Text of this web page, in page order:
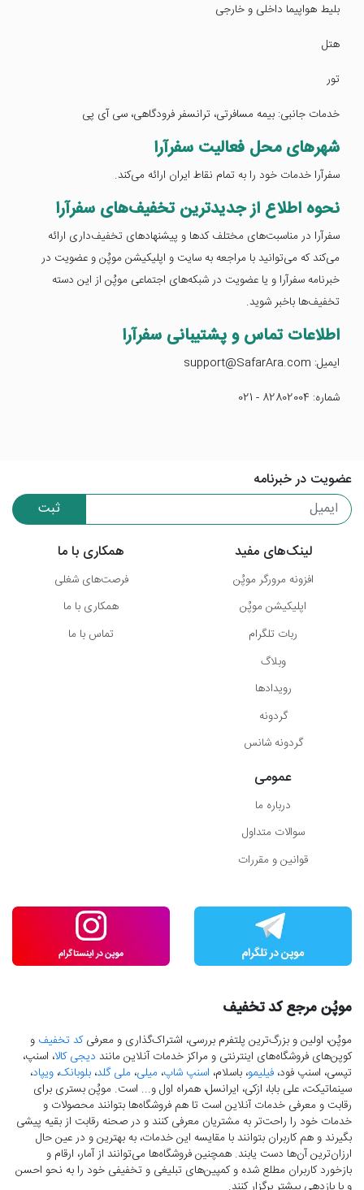
بلیط هواپیما داخلی و خارجی
هتل
تور
خدمات جانبی: بیمه مسافرتی، ترانسفر فرودگاهی، سی آی پی
شهرهای محل فعالیت سفرآرا
سفرآرا خدمات خود را به تمام نقاط ایران ارائه می‌کند.
نحوه اطلاع از جدیدترین تخفیف‌های سفرآرا
سفرآرا در مناسبت‌های مختلف کدها و پیشنهادهای تخفیف‌داری ارائه
می‌کند که می‌توانید با مراجعه به سایت و اپلیکیشن موپُن و عضویت در
خبرنامه سفرآرا و یا عضویت در شبکه‌های اجتماعی موپُن از این دسته
تخفیف‌ها باخبر شوید.
اطلاعات تماس و پشتیبانی سفرآرا
ایمیل: support@SafarAra.com
شماره: 82802004 - 021
عضویت در خبرنامه
ثبت
لینک‌های مفید
افزونه مرورگر موپُن
اپلیکیشن موپُن
ربات تلگرام
وبلاگ
رویدادها
گردونه
گردونه شانس
همکاری با ما
فرصت‌های شغلی
همکاری با ما
تماس با ما
عمومی
درباره ما
سوالات متداول
قوانین و مقررات
موپُن مرجع کد تخفیف
موپُن، اولین و بزرگ‌ترین پلتفرم بررسی، اشتراک‌گذاری و معرفیکد تخفیف و
کوپن‌های فروشگاه‌های اینترنتی و مراکز خدمات آنلاین مانند دیجی کالا، اسنپ،
تپسی، اسنپ فود، فیلیمو، باسلام، اسنپ شاپ، میلی، ملی گلد، بلوبانک، ویپاد،
سینماتیکت، علی بابا، ازکی، ایرانسل، همراه اول و... است. موپُن بستری برای
رقابت و معرفی خدمات آنلاین است تا هم فروشگاه‌ها بتوانند محصولات و
خدمات خود را راحت‌تر به مشتریان معرفی کنند و در صحنه رقابت از بقیه پیشی
بگیرند و هم کاربران بتوانند با مقایسه این خدمات، به بهترین و در عین حال
ارزان‌ترین آن‌ها دست‌ یابند. همچنین فروشگاه‌ها می‌توانند از آمار، ارقام و
بازخورد کاربران مطلع شده و کمپین‌های تبلیغی و تخفیفی خود را به نحو احسن